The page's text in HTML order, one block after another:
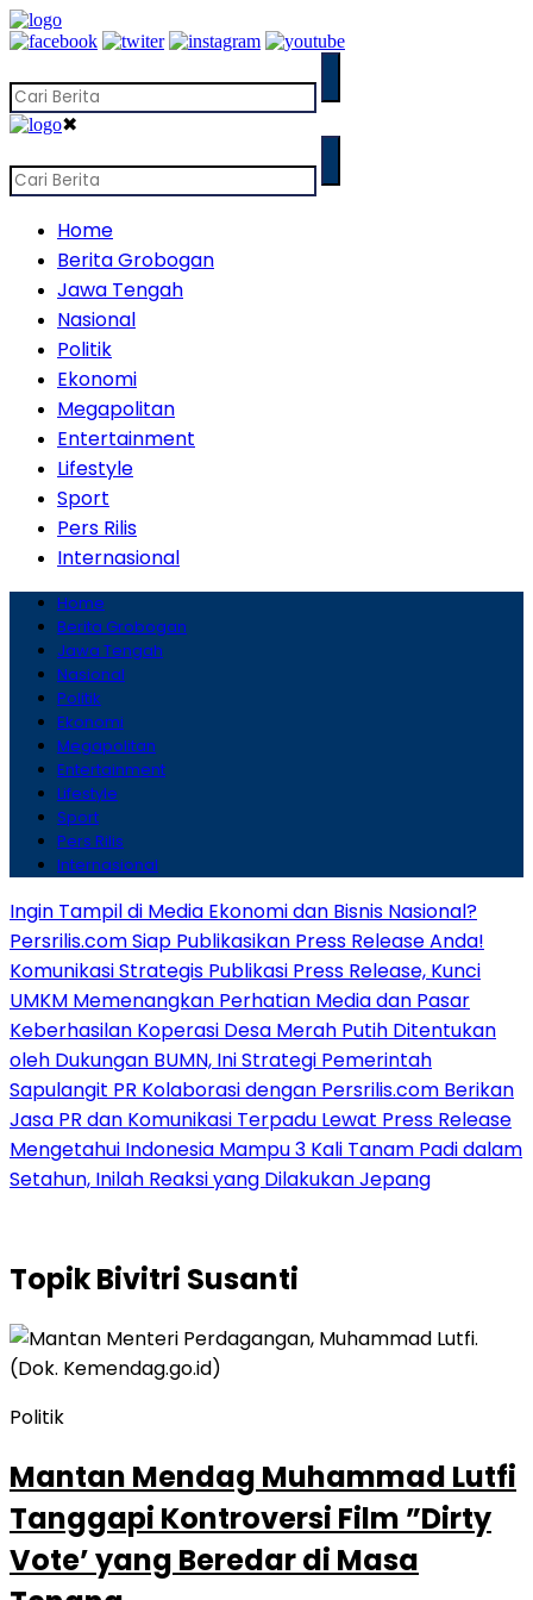
✖
Home
Berita Grobogan
Jawa Tengah
Nasional
Politik
Ekonomi
Megapolitan
Entertainment
Lifestyle
Sport
Pers Rilis
Internasional
Home
Berita Grobogan
Jawa Tengah
Nasional
Politik
Ekonomi
Megapolitan
Entertainment
Lifestyle
Sport
Pers Rilis
Internasional
Ingin Tampil di Media Ekonomi dan Bisnis Nasional?
Persrilis.com Siap Publikasikan Press Release Anda!
Komunikasi Strategis Publikasi Press Release, Kunci
UMKM Memenangkan Perhatian Media dan Pasar
Keberhasilan Koperasi Desa Merah Putih Ditentukan
oleh Dukungan BUMN, Ini Strategi Pemerintah
Sapulangit PR Kolaborasi dengan Persrilis.com Berikan
Jasa PR dan Komunikasi Terpadu Lewat Press Release
Mengetahui Indonesia Mampu 3 Kali Tanam Padi dalam
Setahun, Inilah Reaksi yang Dilakukan Jepang
TopikBivitri Susanti
Politik
Mantan Mendag Muhammad Lutfi
Tanggapi Kontroversi Film ”Dirty
Vote’ yang Beredar di Masa